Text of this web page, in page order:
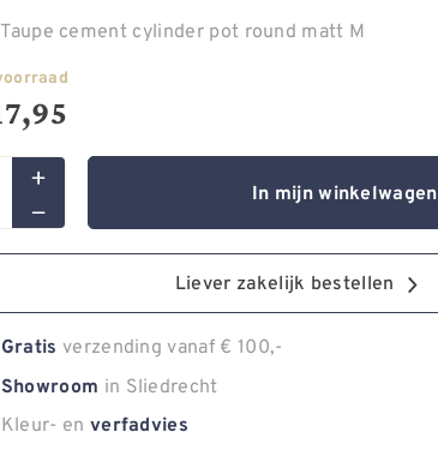
cement cylinder pot round matt M
In mijn winkelwagen
Liever zakelijk bestellen
Gratis verzending vanaf € 100,-
Showroom in Sliedrecht
Kleur- en verfadvies